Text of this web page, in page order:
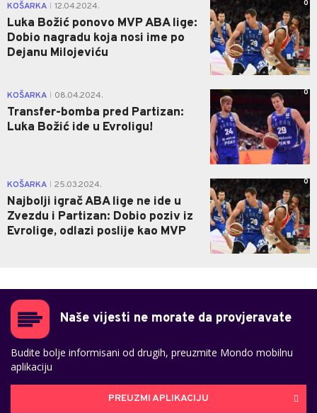
KOŠARKA 12.04.2024.
Luka Božić ponovo MVP ABA lige:
Dobio nagradu koja nosi ime po
Dejanu Milojeviću
0
KOŠARKA 08.04.2024.
Transfer-bomba pred Partizan:
Luka Božić ide u Evroligu!
0
KOŠARKA 25.03.2024.
Najbolji igrač ABA lige ne ide u
Zvezdu i Partizan: Dobio poziv iz
Evrolige, odlazi poslije kao MVP
0
Naše vijesti ne morate da provjeravate
Budite bolje informisani od drugih, preuzmite Mondo mobilnu
aplikaciju
PREUZMI APLIKACIJU